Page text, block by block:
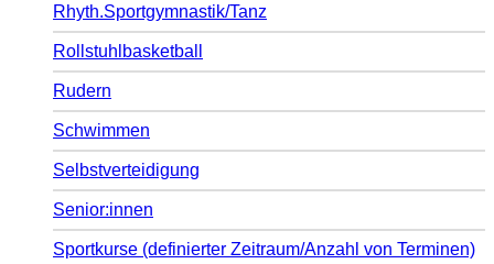
Rhyth.Sportgymnastik/Tanz
Rollstuhlbasketball
Rudern
Schwimmen
Selbstverteidigung
Senior:innen
Sportkurse (definierter Zeitraum/Anzahl von Terminen)